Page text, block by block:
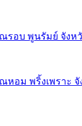
รอบ พูนรัมย์ จังห
หอม พริ้งเพราะ